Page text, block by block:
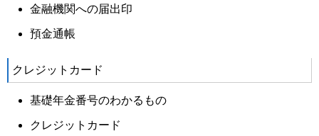
金融機関への届出印
預金通帳
クレジットカード
基礎年金番号のわかるもの
クレジットカード